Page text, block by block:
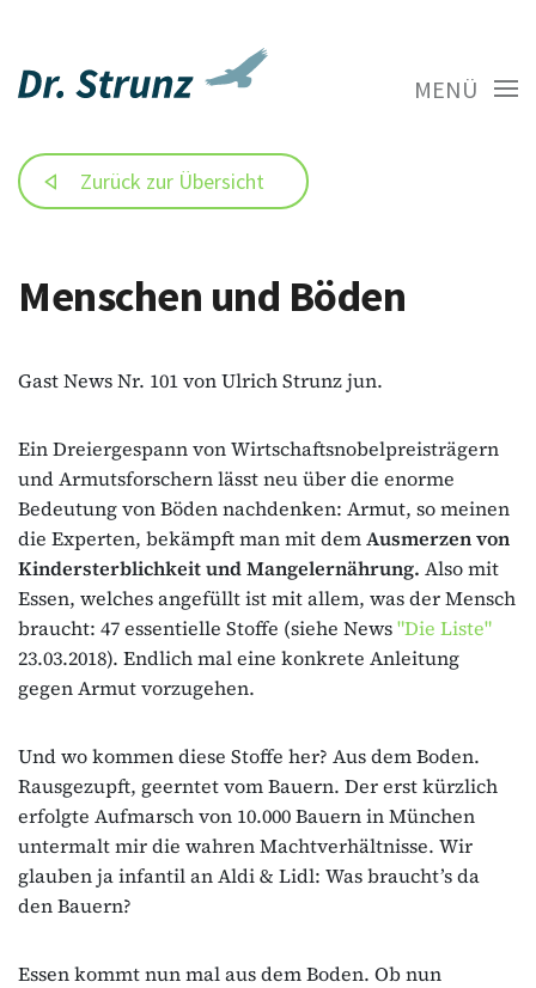
MENÜ
Zurück zur Übersicht
Menschen und Böden
Gast News Nr. 101 von Ulrich Strunz jun.
Ein Dreiergespann von Wirtschaftsnobelpreisträgern
und Armutsforschern lässt neu über die enorme
Bedeutung von Böden nachdenken: Armut, so meinen
die Experten, bekämpft man mit demAusmerzen von
Kindersterblichkeit und Mangelernährung. Also mit
Essen, welches angefüllt ist mit allem, was der Mensch
braucht: 47 essentielle Stoffe (siehe News"Die Liste"
23.03.2018). Endlich mal eine konkrete Anleitung
gegen Armut vorzugehen.
Und wo kommen diese Stoffe her? Aus dem Boden.
Rausgezupft, geerntet vom Bauern. Der erst kürzlich
erfolgte Aufmarsch von 10.000 Bauern in München
untermalt mir die wahren Machtverhältnisse. Wir
glauben ja infantil an Aldi & Lidl: Was braucht’s da
den Bauern?
Essen kommt nun mal aus dem Boden. Ob nun